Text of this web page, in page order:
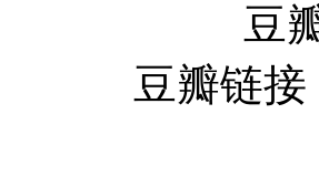
豆
豆瓣链